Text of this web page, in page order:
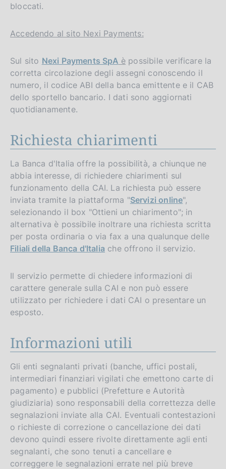
bloccati.
Accedendo al sito Nexi Payments:
Sul sito Nexi Payments SpA è possibile verificare la
corretta circolazione degli assegni conoscendo il
numero, il codice ABI della banca emittente e il CAB
dello sportello bancario. I dati sono aggiornati
quotidianamente.
Richiesta chiarimenti
La Banca d'Italia offre la possibilità, a chiunque ne
abbia interesse, di richiedere chiarimenti sul
funzionamento della CAI. La richiesta può essere
inviata tramite la piattaforma "Servizi online",
selezionando il box "Ottieni un chiarimento"; in
alternativa è possibile inoltrare una richiesta scritta
per posta ordinaria o via fax a una qualunque delle
Filiali della Banca d'Italia che offrono il servizio.
Il servizio permette di chiedere informazioni di
carattere generale sulla CAI e non può essere
utilizzato per richiedere i dati CAI o presentare un
esposto.
Informazioni utili
Gli enti segnalanti privati (banche, uffici postali,
intermediari finanziari vigilati che emettono carte di
pagamento) e pubblici (Prefetture e Autorità
giudiziaria) sono responsabili della correttezza delle
segnalazioni inviate alla CAI. Eventuali contestazioni
o richieste di correzione o cancellazione dei dati
devono quindi essere rivolte direttamente agli enti
segnalanti, che sono tenuti a cancellare e
correggere le segnalazioni errate nel più breve